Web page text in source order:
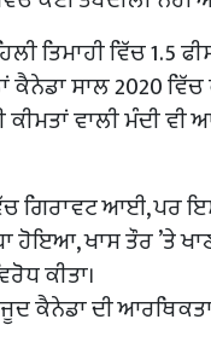
ਵਿੱਚ 1.5
ਸਾਲ 2020 ਵਿੱਚ
ਵਾਲੀ ਮੰਦੀ ਵੀ
ਗਿਰਾਵਟ ਆਈ,
ਖਾਸ ਤੌਰ ’ਤੇ
ਕੀਤਾ।
ਕੈਨੇਡਾ ਦੀ